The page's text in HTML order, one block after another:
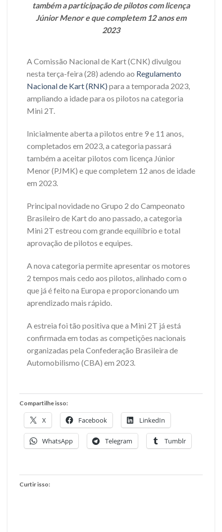
também a participação de pilotos com licença
Júnior Menor e que completem 12 anos em
2023
A Comissão Nacional de Kart (CNK) divulgou
nesta terça-feira (28) adendo ao Regulamento
Nacional de Kart (RNK) para a temporada 2023,
ampliando a idade para os pilotos na categoria
Mini 2T.
Inicialmente aberta a pilotos entre 9 e 11 anos,
completados em 2023, a categoria passará
também a aceitar pilotos com licença Júnior
Menor (PJMK) e que completem 12 anos de idade
em 2023.
Principal novidade no Grupo 2 do Campeonato
Brasileiro de Kart do ano passado, a categoria
Mini 2T estreou com grande equilíbrio e total
aprovação de pilotos e equipes.
A nova categoria permite apresentar os motores
2 tempos mais cedo aos pilotos, alinhado com o
que já é feito na Europa e proporcionando um
aprendizado mais rápido.
A estreia foi tão positiva que a Mini 2T já está
confirmada em todas as competições nacionais
organizadas pela Confederação Brasileira de
Automobilismo (CBA) em 2023.
Compartilhe isso:
X Facebook LinkedIn
WhatsApp Telegram Tumblr
Curtir isso: